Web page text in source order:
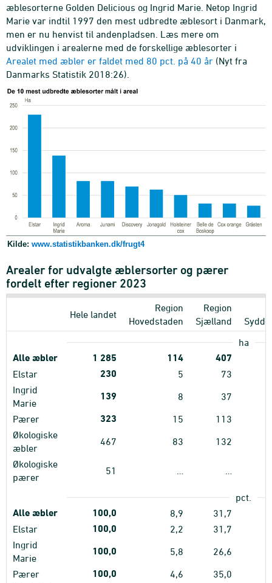
æblesorterne Golden Delicious og Ingrid Marie. Netop Ingrid
Marie var indtil 1997 den mest udbredte æblesort i Danmark,
men er nu henvist til andenpladsen. Læs mere om
udviklingen i arealerne med de forskellige æblesorter i
Arealet med æbler er faldet med 80 pct. på 40 år (Nyt fra
Danmarks Statistik 2018:26).
Kilde: www.statistikbanken.dk/frugt4
Arealer for udvalgte æblersorter og pærer
fordelt efter regioner 2023
Hele landet
Region
Hovedstaden
Region
Sjælland
ha
Alle æbler 1 285 114 407
Elstar 230 5
73
Ingrid
Marie
139 8 37
Pærer 323 15
113
Økologiske
æbler
467 83 132
Økologiske
pærer
51
pct.
Alle æbler 100,0 8,9
31,7
Elstar
100,0 2,2
31,7
Ingrid
Marie
100,0 5,8 26,6
Pærer 100,0 4,6
35,0